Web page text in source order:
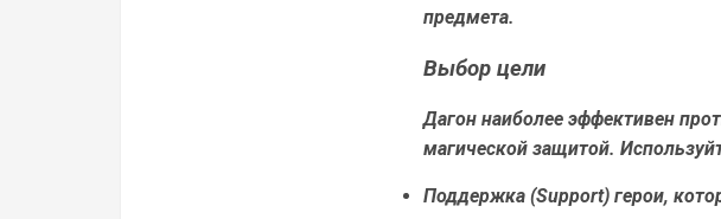
предмета.
Выбор цели
Дагон наиболее эффективен
магической защитой.
Поддержка (Support) герои,